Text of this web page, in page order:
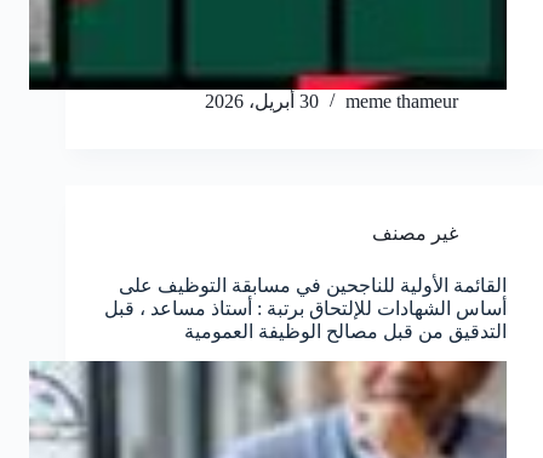
meme thameur 30 أبريل، 2026
غير مصنف
القائمة الأولية للناجحين في مسابقة التوظيف على
أساس الشهادات للإلتحاق برتبة : أستاذ مساعد ، قبل
التدقيق من قبل مصالح الوظيفة العمومية